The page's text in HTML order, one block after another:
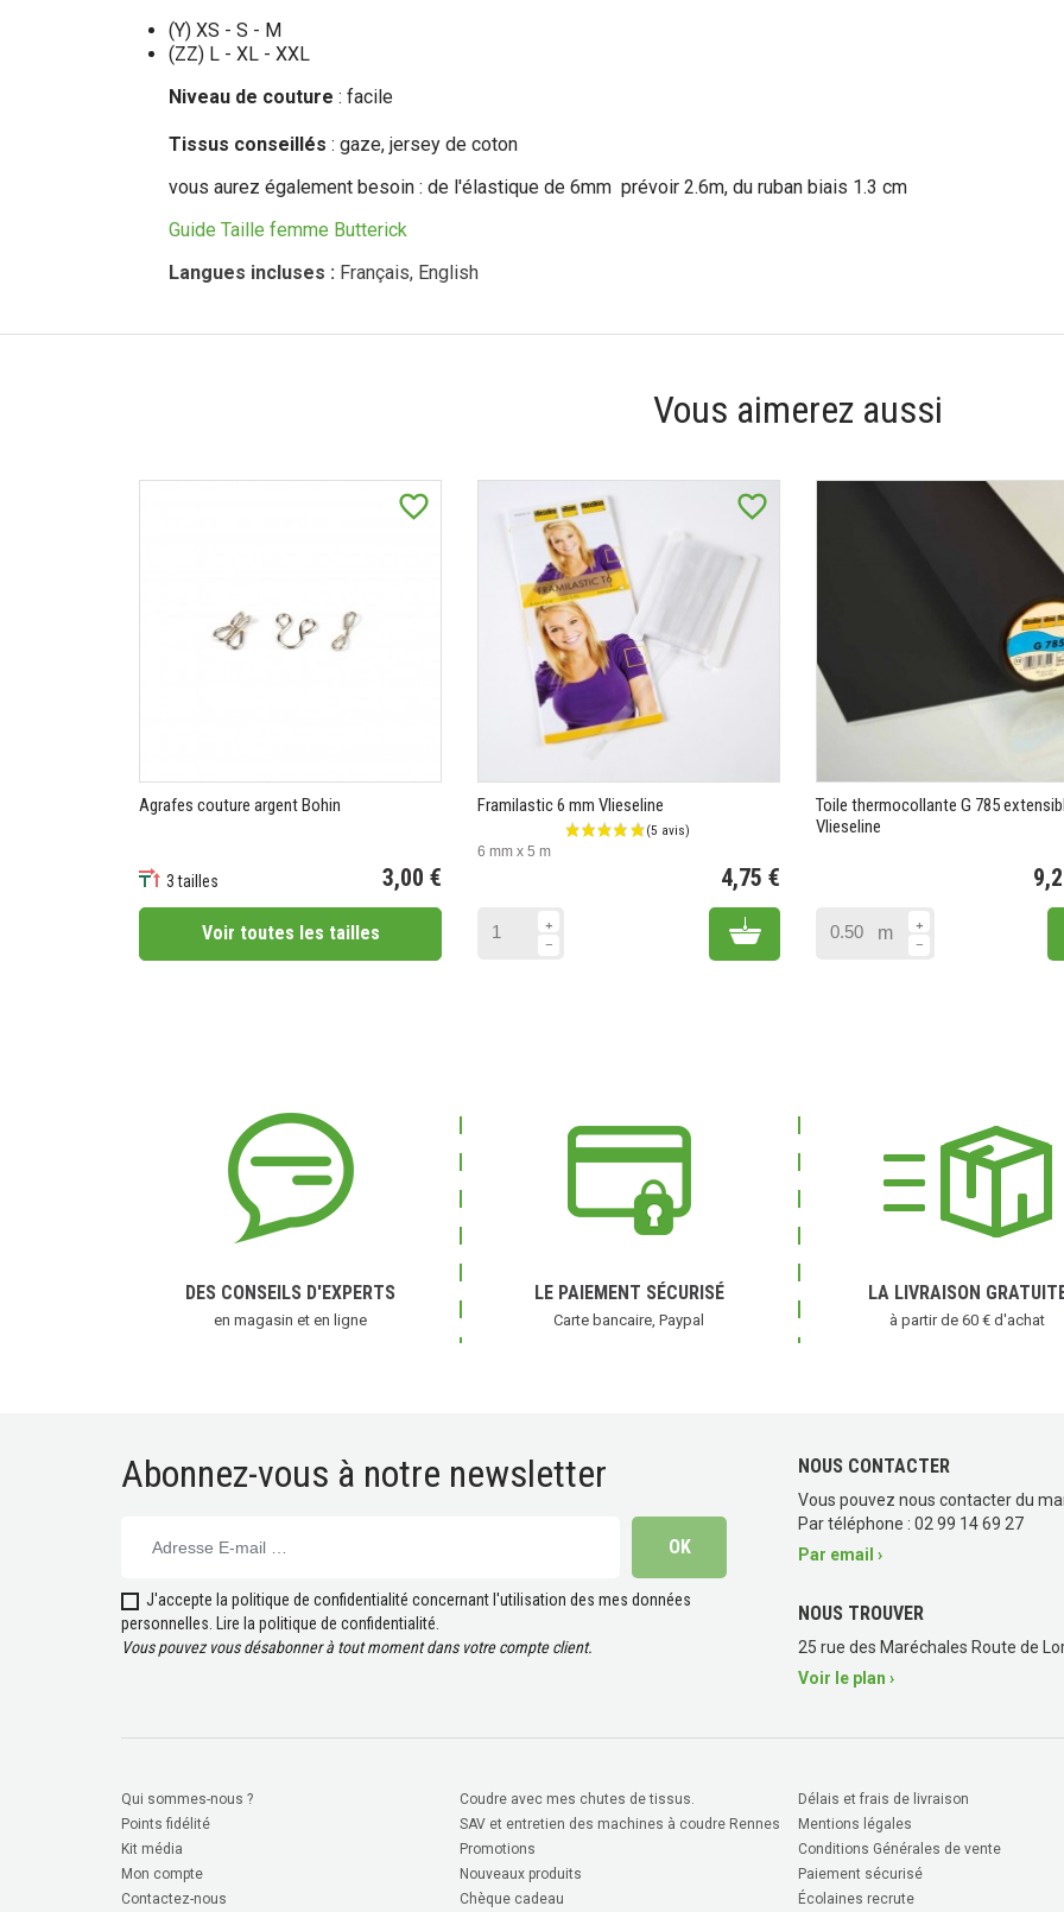
(Y) XS - S - M
(ZZ) L - XL - XXL
Niveau de couture : facile
Tissus conseillés : gaze, jersey de coton
vous aurez également besoin : de l'élastique de 6mm prévoir 2.6m, du ruban biais 1.3 cm
Guide Taille femme Butterick
Langues incluses : Français, English
Vous aimerez aussi
favorite_border
Agrafes couture argent Bohin
3 tailles 3,00 €
Voir toutes les tailles
favorite_border
Framilastic 6 mm Vlieseline
6 mm x 5 m
4,75 €
Add to cart
Toile thermocollante G 785
Vlieseline
m
DES CONSEILS D'EXPERTS
en magasin et en ligne
LE PAIEMENT SÉCURISÉ
Carte bancaire, Paypal
LA LIVRAISON
à partir de 60 € d'achat
Abonnez-vous à notre newsletter
J'accepte la politique de confidentialité concernant l'utilisation des mes données
personnelles.
Lire la politique de confidentialité
Vous pouvez vous désabonner à tout moment dans votre compte client.
NOUS CONTACTER
Vous pouvez nous contacter du
Par téléphone : 02 99 14 69 27
Par email ›
NOUS TROUVER
25 rue des Maréchales Route de
Voir le plan ›
Qui sommes-nous ?
Points fidélité
Kit média
Mon compte
Contactez-nous
Coudre avec mes chutes de tissus.
SAV et entretien des machines à coudre Rennes
Promotions
Nouveaux produits
Chèque cadeau
Délais et frais de livraison
Mentions légales
Conditions Générales de vente
Paiement sécurisé
Écolaines recrute